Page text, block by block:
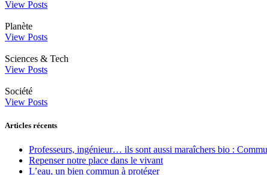
View Posts
Planète
View Posts
Sciences & Tech
View Posts
Société
View Posts
Articles récents
Professeurs, ingénieur… ils sont aussi maraîchers bio :
Repenser notre place dans le vivant
L’eau, un bien commun à protéger